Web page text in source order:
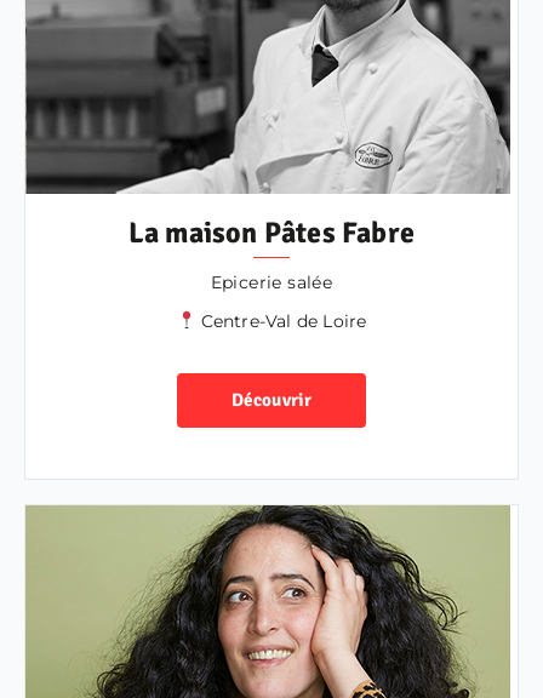
La maison Pâtes Fabre
Epicerie salée
Centre-Val de Loire
Découvrir